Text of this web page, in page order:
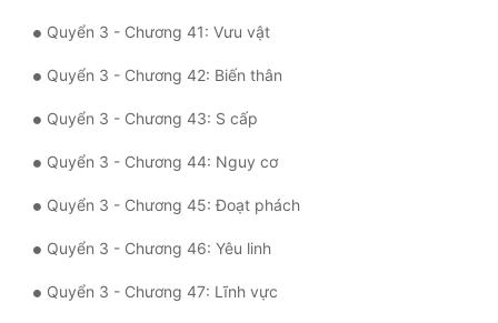
Cẩu Đạo Trường Sinh
Ngự Thú
Truyện Nam
Truyện Nữ
Vô Địch Lưu
Xây Dựng Thế Lực
Đam Mỹ
Quyển 3 - Chương 41: Vưu vật
Quyển 3 - Chương 42: Biến thân
Quyển 3 - Chương 43: S cấp
Quyển 3 - Chương 44: Nguy cơ
Quyển 3 - Chương 45: Đoạt phách
Quyển 3 - Chương 46: Yêu linh
Quyển 3 - Chương 47: Lĩnh vực